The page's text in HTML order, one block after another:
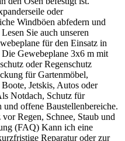
oder
Windböen abfedern und
Sie auch unseren
für den Einsatz in
Gewebeplane 3x6 m mit
oder Regenschutz
für Gartenmöbel,
Jetskis, Autos oder
Notdach, Schutz für
offene Baustellenbereiche.
Regen, Schnee, Staub und
(FAQ) Kann ich eine
Reparatur oder zur